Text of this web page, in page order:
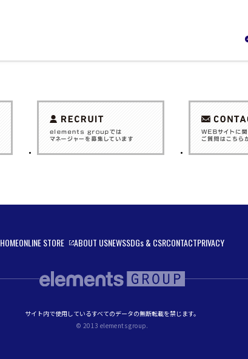
HOMEONLINE STORE ABOUT USNEWSSDGs & CSRCONTACTPRIVACY
サイト内で使用しているすべてのデータの無断転載を禁じます。
© 2013 elements group.